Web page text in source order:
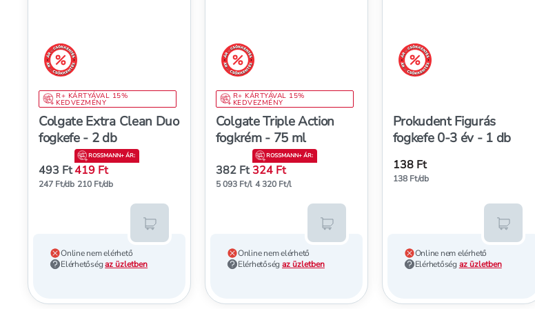
árréscsökkentés
R+ KÁRTYÁVAL 15%
KEDVEZMÉNY
Colgate Extra Clean Duo
fogkefe - 2 db
493 Ft
247 Ft/db
ROSSMANN+ ÁR:
419 Ft
210 Ft/db
Online nem elérhető
Elérhetőségaz üzletben
Kosárba teszem
árréscsökkentés
R+ KÁRTYÁVAL 15%
KEDVEZMÉNY
Colgate Triple Action
fogkrém - 75 ml
382 Ft
5 093 Ft/l
ROSSMANN+ ÁR:
324 Ft
4 320 Ft/l
Online nem elérhető
Elérhetőség az üzletben
Kosárba teszem
árréscsökkentés
Prokudent Figurás
fogkefe 0-3 év - 1 db
138 Ft
138 Ft/db
Online nem elérhető
Elérhetőség az üzletben